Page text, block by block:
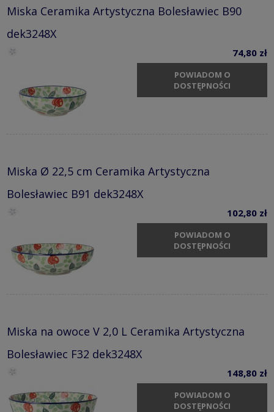
Miska Ceramika Artystyczna Bolesławiec B90
dek3248X
74,80 zł
POWIADOM O
DOSTĘPNOŚCI
Miska Ø 22,5 cm Ceramika Artystyczna
Bolesławiec B91 dek3248X
102,80 zł
POWIADOM O
DOSTĘPNOŚCI
Miska na owoce V 2,0 L Ceramika Artystyczna
Bolesławiec F32 dek3248X
148,80 zł
POWIADOM O
DOSTĘPNOŚCI